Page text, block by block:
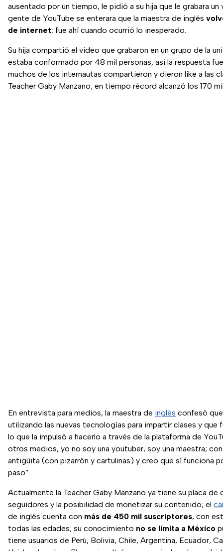
ausentado por un tiempo, le pidió a su hija que le grabara un
gente de YouTube se enterara que la maestra de inglés
de internet; fue ahí cuando ocurrió lo inesperado.
Su hija compartió el video que grabaron en un grupo de la
estaba conformado por 48 mil personas, así la respuesta
muchos de los internautas compartieron y dieron like a las
Teacher Gaby Manzano; en tiempo récord alcanzó los 170
En entrevista para medios, la maestra de inglés confesó
utilizando las nuevas tecnologías para impartir clases y que
lo que la impulsó a hacerlo a través de la plataforma de
otros medios, yo no soy una youtuber, soy una maestra;
antigüita (con pizarrón y cartulinas) y creo que sí funciona
paso”.
Actualmente la Teacher Gaby Manzano ya tiene su placa de
seguidores y la posibilidad de monetizar su contenido; el
de inglés cuenta con más de 450 mil suscriptores, con
todas las edades; su conocimiento no se limita a México
tiene usuarios de Perú, Bolivia, Chile, Argentina, Ecuador,